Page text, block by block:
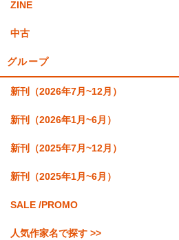
ZINE
中古
グループ
新刊（2026年7月~12月）
新刊（2026年1月~6月）
新刊（2025年7月~12月）
新刊（2025年1月~6月）
SALE /PROMO
人気作家名で探す >>